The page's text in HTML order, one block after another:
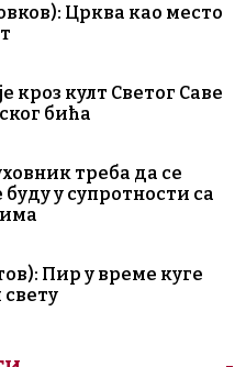
Црква као место
кроз култ Светог Саве
бића
треба да се
у супротности са
Пир у време куге